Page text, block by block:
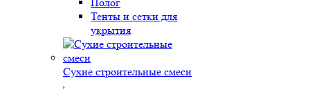
Тенты и сетки для
укрытия
Сухие строительные смеси